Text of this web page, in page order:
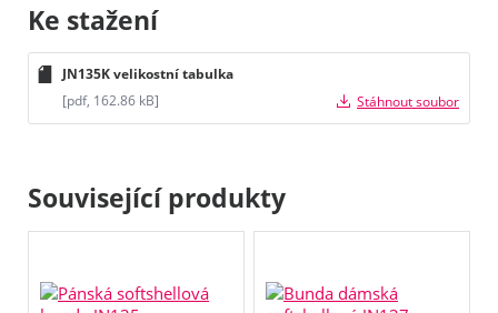
Ke stažení
JN135K velikostní tabulka
[pdf, 162.86 kB]
Stáhnout soubor
Související produkty